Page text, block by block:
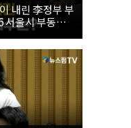
내린 李정부 부
서울시 부동산